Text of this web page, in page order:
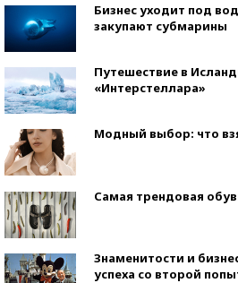
Бизнес уходит под
закупают субмарины
Путешествие в
«Интерстеллара»
Модный выбор: что
Самая трендовая
Знаменитости и
успеха со второй